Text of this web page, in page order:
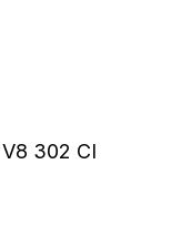
V8 302 CI